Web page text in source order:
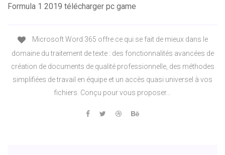
Formula 1 2019 télécharger pc game
Microsoft Word 365 offre ce qui se fait de mieux dans le
domaine du traitement de texte : des fonctionnalités avancées de
création de documents de qualité professionnelle, des méthodes
simplifiées de travail en équipe et un accès quasi universel à vos
fichiers. Conçu pour vous proposer...